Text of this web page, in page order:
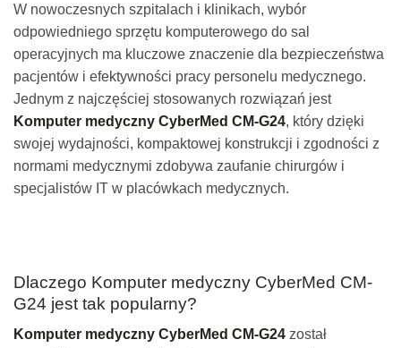
W nowoczesnych szpitalach i klinikach, wybór
odpowiedniego sprzętu komputerowego do sal
operacyjnych ma kluczowe znaczenie dla bezpieczeństwa
pacjentów i efektywności pracy personelu medycznego.
Jednym z najczęściej stosowanych rozwiązań jest
Komputer medyczny CyberMed CM-G24, który dzięki
swojej wydajności, kompaktowej konstrukcji i zgodności z
normami medycznymi zdobywa zaufanie chirurgów i
specjalistów IT w placówkach medycznych.
Dlaczego Komputer medyczny CyberMed CM-
G24 jest tak popularny?
Komputer medyczny CyberMed CM-G24 został